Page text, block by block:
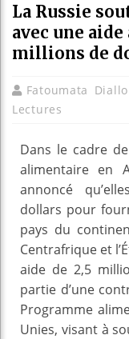
La Russie
avec une
millions de
Fatoumata Diallo
Lectures
Dans le cadre
alimentaire en
annoncé
dollars pour
pays du
Centrafrique et
aide de 2,5
partie d’une
Programme
Unies, visant à